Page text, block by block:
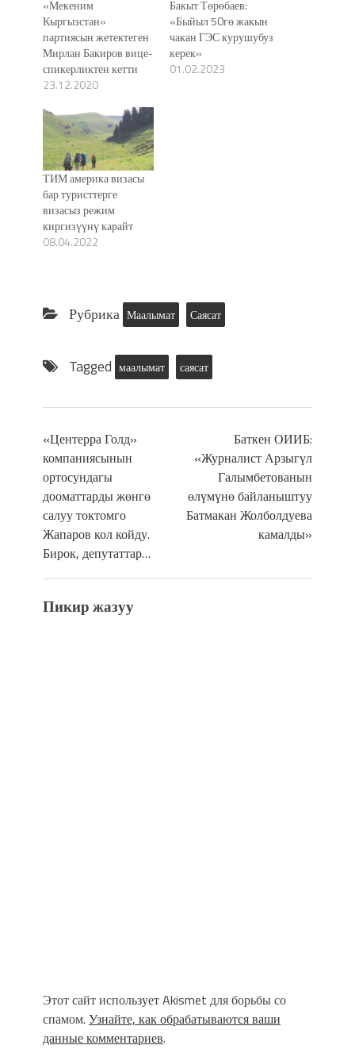
«Мекеним
Кыргызстан»
партиясын жетектеген
Мирлан Бакиров вице-
спикерликтен кетти
23.12.2020
Бакыт Төрөбаев:
«Быйыл 50гө жакын
чакан ГЭС курушубуз
керек»
01.02.2023
ТИМ америка визасы
бар туристтерге
визасыз режим
киргизүүнү карайт
08.04.2022
Рубрика Маалымат Саясат
Tagged маалымат саясат
«Центерра Голд»
компаниясынын
ортосундагы
дооматтарды жөнгө
салуу токтомго
Жапаров кол койду.
Бирок, депутаттар…
Баткен ОИИБ:
«Журналист Арзыгүл
Галымбетованын
өлүмүнө байланыштуу
Батмакан Жолболдуева
камалды»
Пикир жазуу
Этот сайт использует Akismet для борьбы со
спамом. Узнайте, как обрабатываются ваши
данные комментариев.